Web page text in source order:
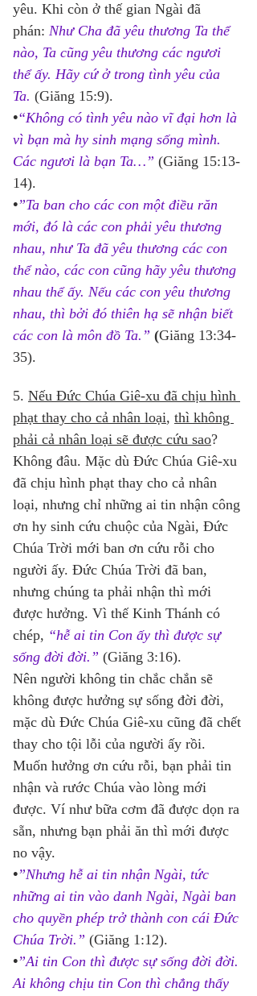
yêu. Khi còn ở thế gian Ngài đã
phán: Như Cha đã yêu thương Ta thể
nào, Ta cũng yêu thương các ngươi
thể ấy. Hãy cứ ở trong tình yêu của
Ta. (Giăng 15:9).
•“Không có tình yêu nào vĩ đại hơn là
vì bạn mà hy sinh mạng sống mình.
Các ngươi là bạn Ta…” (Giăng 15:13-
14).
•”Ta ban cho các con một điều răn
mới, đó là các con phải yêu thương
nhau, như Ta đã yêu thương các con
thể nào, các con cũng hãy yêu thương
nhau thể ấy. Nếu các con yêu thương
nhau, thì bởi đó thiên hạ sẽ nhận biết
các con là môn đồ Ta.” (Giăng 13:34-
35).
5. Nếu Đức Chúa Giê-xu đã chịu hình
phạt thay cho cả nhân loại, thì không
phải cả nhân loại sẽ được cứu sao?
Không đâu. Mặc dù Đức Chúa Giê-xu
đã chịu hình phạt thay cho cả nhân
loại, nhưng chỉ những ai tin nhận công
ơn hy sinh cứu chuộc của Ngài, Đức
Chúa Trời mới ban ơn cứu rỗi cho
người ấy. Đức Chúa Trời đã ban,
nhưng chúng ta phải nhận thì mới
được hưởng. Vì thế Kinh Thánh có
chép, “hễ ai tin Con ấy thì được sự
sống đời đời.” (Giăng 3:16).
Nên người không tin chắc chắn sẽ
không được hưởng sự sống đời đời,
mặc dù Đức Chúa Giê-xu cũng đã chết
thay cho tội lỗi của người ấy rồi.
Muốn hưởng ơn cứu rỗi, bạn phải tin
nhận và rước Chúa vào lòng mới
được. Ví như bữa cơm đã được dọn ra
sẵn, nhưng bạn phải ăn thì mới được
no vậy.
•”Nhưng hễ ai tin nhận Ngài, tức
những ai tin vào danh Ngài, Ngài ban
cho quyền phép trở thành con cái Đức
Chúa Trời.” (Giăng 1:12).
•”Ai tin Con thì được sự sống đời đời.
Ai không chịu tin Con thì chẳng thấy